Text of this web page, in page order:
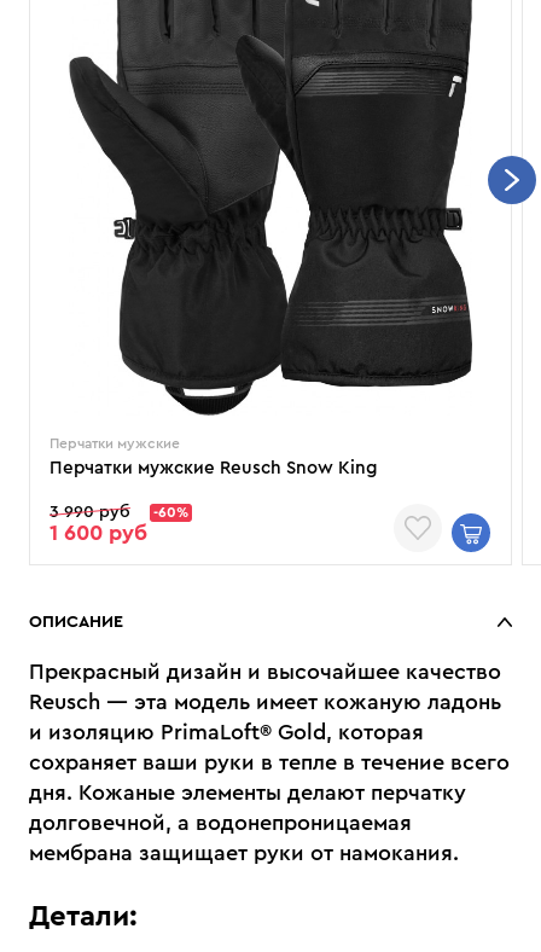
Перчатки мужские
Перчатки мужские Reusch Snow King
3 990 руб -60%
1 600 руб
ОПИСАНИЕ
Прекрасный дизайн и высочайшее качество
Reusch — эта модель имеет кожаную ладонь
и изоляцию PrimaLoft® Gold, которая
сохраняет ваши руки в тепле в течение всего
дня. Кожаные элементы делают перчатку
долговечной, а водонепроницаемая
мембрана защищает руки от намокания.
Детали: